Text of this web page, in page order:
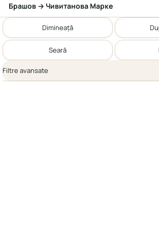
Брашов → Чивитанова Марке
Dimineață
Seară
Filtre avansate